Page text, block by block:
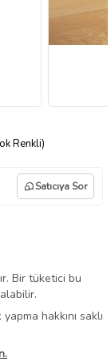
Renkli)
Satıcıya Sor
Bir tüketici bu
hakkını saklı